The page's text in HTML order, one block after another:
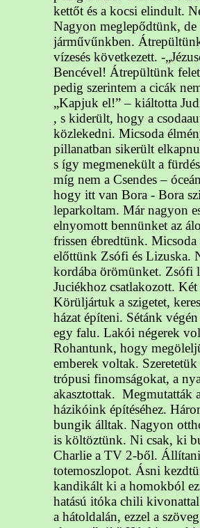
kettőt és a kocsi elindult.
Nagyon meglepődtünk, de
járművűnkben.
vízesés következett. -
Bencével! Átrepültünk
pedig szerintem a cicák
Kapjuk el!” – kiáltotta
, s kiderült, hogy a
közlekedni. Micsoda
pillanatban sikerült
s így megmenekült a
míg nem a Csendes –
hogy itt van Bora - Bora
leparkoltam. Már nagyon
elnyomott bennünket az
frissen ébredtünk.
előttünk Zsófi és Lizuska.
kordába örömünket. Zsófi
Juciékhoz csatlakozott.
Körüljártuk a szigetet,
házat építeni. Sétánk
egy falu. Lakói négerek
Rohantunk, hogy
emberek voltak.
trópusi finomságokat, a
akasztottak. Megmutatták
házikóink építéséhez.
bungik álltak. Nagyon
is költöztünk. Ni csak, ki
Charlie a TV 2-ből.
totemoszlopot. Ásni
kandikált ki a homokból
hatású itóka chili
a hátoldalán, ezzel a